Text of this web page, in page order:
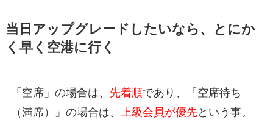
当日アップグレードしたいなら、とにか
く早く空港に行く
「空席」の場合は、 先着順であり、「空席待ち
（満席）」の場合は、 上級会員が優先という事。